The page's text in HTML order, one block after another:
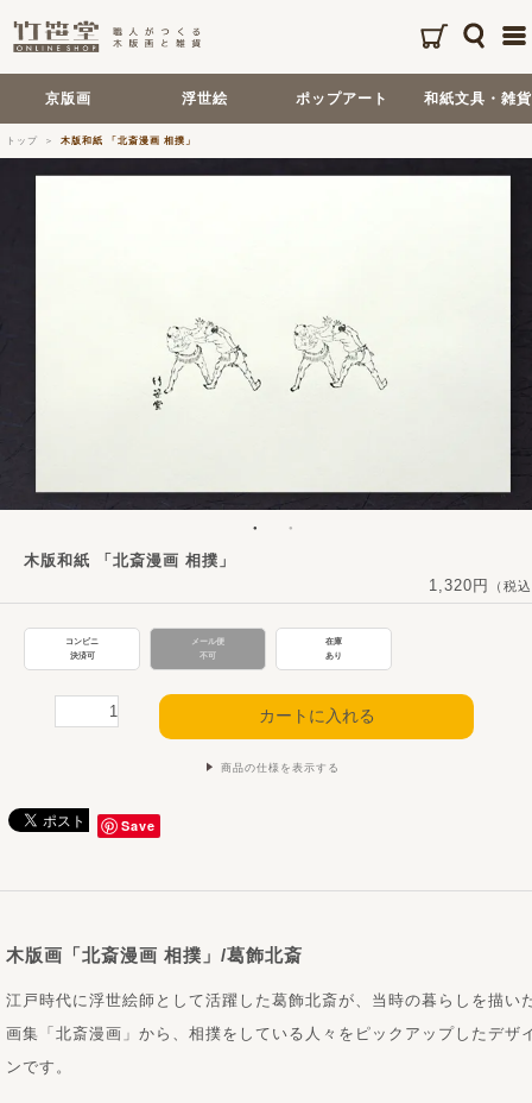
京版画 浮世絵 ポップアート 和紙文具・雑貨
トップ 木版和紙 「北斎漫画 相撲」
木版和紙 「北斎漫画 相撲」
1,320円
（税
コンビニ
決済可
メール便
不可
在庫
あり
商品の仕様を表示する
Save
木版画「北斎漫画 相撲」/葛飾北斎
江戸時代に浮世絵師として活躍した葛飾北斎が、当時の暮らしを描い
画集「北斎漫画」から、相撲をしている人々をピックアップしたデザ
ンです。